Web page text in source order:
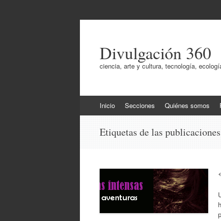
Divulgación 360
ciencia, arte y cultura, tecnología,
al
Inicio Secciones Quiénes somos
Etiquetas de las